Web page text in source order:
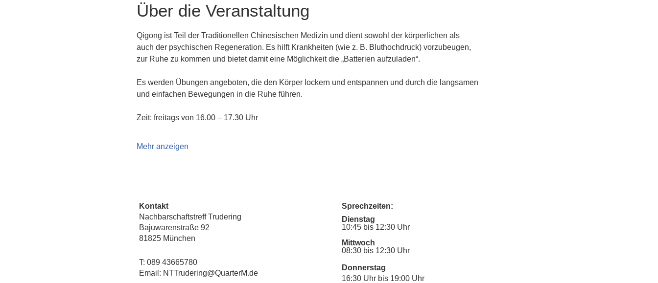
Über die Veranstaltung
Qigong ist Teil der Traditionellen Chinesischen Medizin und dient sowohl der körperlichen als
auch der psychischen Regeneration. Es hilft Krankheiten (wie z. B. Bluthochdruck) vorzubeugen,
zur Ruhe zu kommen und bietet damit eine Möglichkeit die „Batterien aufzuladen“.
Es werden Übungen angeboten, die den Körper lockern und entspannen und durch die langsamen
und einfachen Bewegungen in die Ruhe führen.
Zeit: freitags von 16.00 – 17.30 Uhr
Mehr anzeigen
Kontakt
Nachbarschaftstreff Trudering
Bajuwarenstraße 92
81825 München
T: 089 43665780
Email: NTTrudering@QuarterM.de
Sprechzeiten:
Dienstag
10:45 bis 12:30 Uhr
Mittwoch
08:30 bis 12:30 Uhr
Donnerstag
16:30 Uhr bis 19:00 Uhr